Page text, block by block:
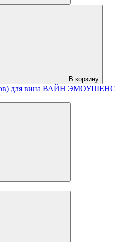
В корзину